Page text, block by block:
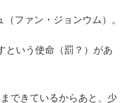
ファン・ジョンウム）。
という使命（罰？）があ
できているからあと、少